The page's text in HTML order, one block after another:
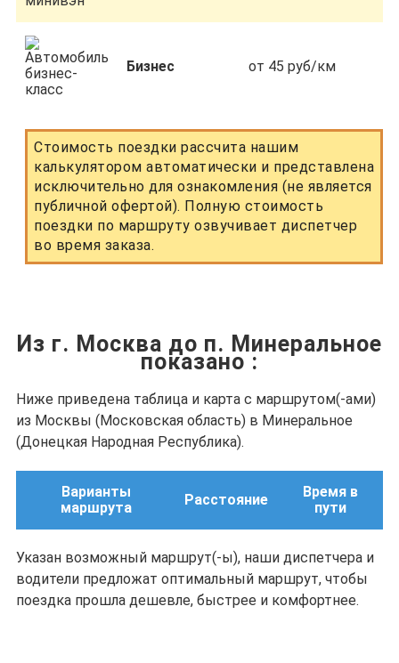
Бизнес от 45 руб/км
Стоимость поездки рассчита нашим
калькулятором автоматически и представлена
исключительно для ознакомления (не является
публичной офертой). Полную стоимость
поездки по маршруту озвучивает диспетчер
во время заказа.
Из г. Москва до п. Минеральное
показано :
Ниже приведена таблица и карта с маршрутом(-ами)
из Москвы (Московская область) в Минеральное
(Донецкая Народная Республика).
Варианты
маршрута
Расстояние
Время в
пути
Указан возможный маршрут(-ы), наши диспетчера и
водители предложат оптимальный маршрут, чтобы
поездка прошла дешевле, быстрее и комфортнее.